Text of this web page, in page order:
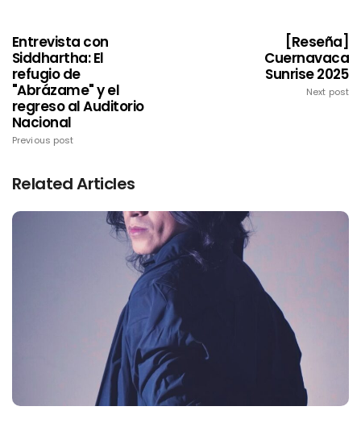
Entrevista con
Siddhartha: El
refugio de
"Abrázame" y el
regreso al Auditorio
Nacional
Previous post
[Reseña]
Cuernavaca
Sunrise 2025
Next post
Related Articles